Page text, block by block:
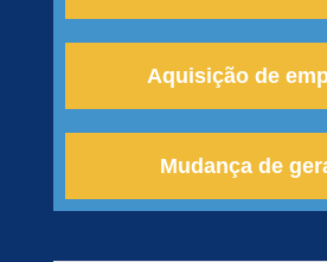
Aquisição de
Mudança de